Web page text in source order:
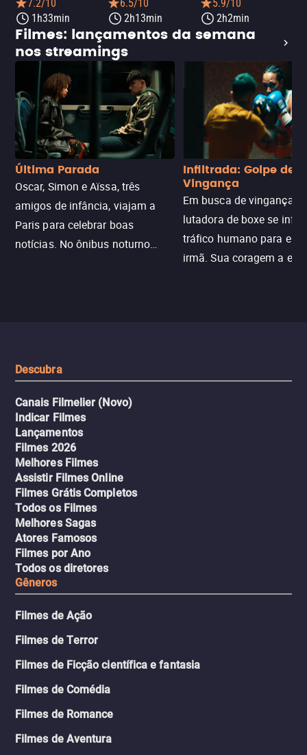
7.2/10
1h33min
6.5/10
2h13min
5.9/10
2h2min
Filmes: lançamentos da semana
nos streamings
Última Parada
Oscar, Simon e Aïssa, três
amigos de infância, viajam a
Paris para celebrar boas
notícias. No ônibus noturno
Infiltrada: Golpe de
Vingança
Em busca de vingança,
lutadora de boxe se
tráfico humano para
irmã. Sua coragem a
Descubra
Canais Filmelier (Novo)
Indicar Filmes
Lançamentos
Filmes 2026
Melhores Filmes
Assistir Filmes Online
Filmes Grátis Completos
Todos os Filmes
Melhores Sagas
Atores Famosos
Filmes por Ano
Todos os diretores
Gêneros
Filmes de Ação
Filmes de Terror
Filmes de Ficção científica e fantasia
Filmes de Comédia
Filmes de Romance
Filmes de Aventura